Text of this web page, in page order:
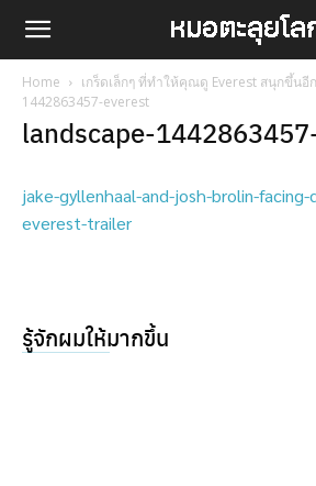
Home เกร็ดเล็กๆ ที่ทำให้คุณดู Everest สนุกขึ้นอี
1442863457-everest
landscape-
jake-gyllenhaal-and-josh-brolin-
everest-trailer
รู้จักผมให้มากขึ้น